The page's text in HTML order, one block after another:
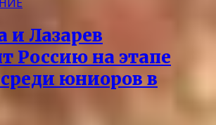
и Лазарев
Россию на этапе
юниоров в